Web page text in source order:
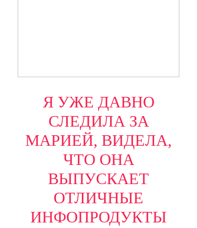
Я УЖЕ ДАВНО
СЛЕДИЛА ЗА
МАРИЕЙ, ВИДЕЛА,
ЧТО ОНА
ВЫПУСКАЕТ
ОТЛИЧНЫЕ
ИНФОПРОДУКТЫ